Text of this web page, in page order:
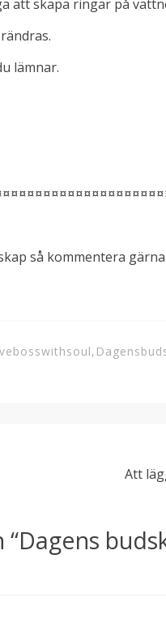
att skapa ringar på
lämnar.
så kommentera
,
Att
Dagens